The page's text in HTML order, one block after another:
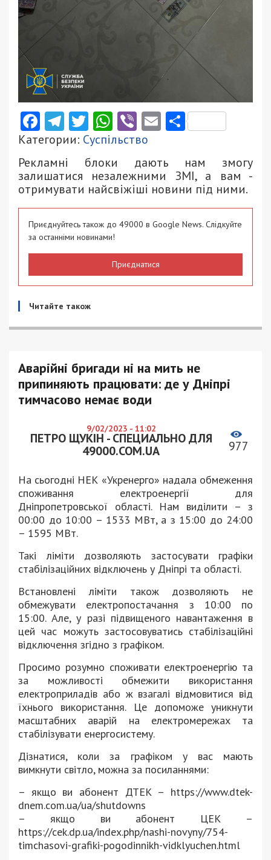
Facebook
Telegram
Twitter
WhatsApp
ViberEmail
Категории: Суспільство
Рекламні блоки дають нам змогу
залишатися незалежними ЗМІ, а вам -
отримувати найсвіжіші новини під ними.
Приєднуйтесь також до 49000 в Google News. Слідкуйте
за останніми новинами!
Приєднатися
Читайте також
Аварійні бригади ні на мить не
припиняють працювати: де у Дніпрі
тимчасово немає води
9/02/2023 - 11:02
ПЕТРО ЩУКІН - СПЕЦИАЛЬНО ДЛЯ
49000.COM.UA
977
На сьогодні НЕК «Укренерго» надала обмеження
споживання електроенергії для
Дніпропетровської області. Нам виділити – з
00:00 до 10:00 – 1533 МВт, а з 15:00 до 24:00
– 1595 МВт.
Такі ліміти дозволяють застосувати графіки
стабілізаційних відключень у Дніпрі та області.
Встановлені ліміти також дозволяють не
обмежувати електропостачання з 10:00 по
15:00. Але, у разі підвищеного навантаження в
цей час можуть застосовуватись стабілізаційні
відключення згідно з графіком.
Просимо розумно споживати електроенергію та
за можливості обмежити використання
електроприладів або ж взагалі відмовитися від
їхнього використання. Це допоможе уникнути
масштабних аварій на електромережах та
стабілізувати енергосистему.
Дізнатися, коли за графіком у вас мають
вимкнути світло, можна за посиланнями:
– якщо ви абонент ДТЕК – https://www.dtek-
dnem.com.ua/ua/shutdowns
– якщо ви абонент ЦЕК –
https://cek.dp.ua/index.php/nashi-novyny/754-
timchasovi-grafiki-pogodinnikh-vidklyuchen.html